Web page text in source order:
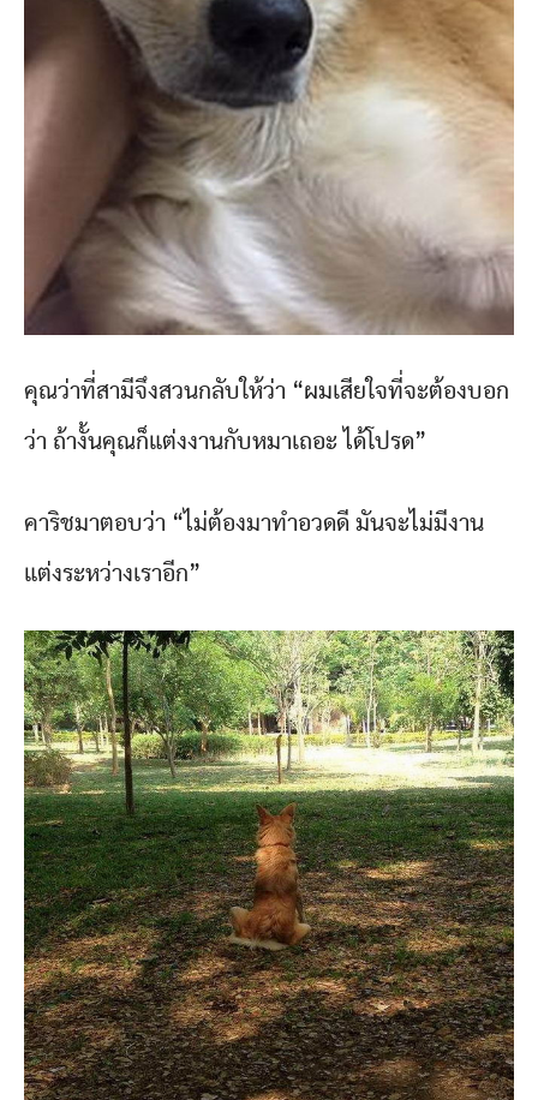
คุณว่าที่สามีจึงสวนกลับให้ว่า “ผมเสียใจที่จะต้องบอก
ว่า ถ้างั้นคุณก็แต่งงานกับหมาเถอะ ได้โปรด”
คาริชมาตอบว่า “ไม่ต้องมาทำอวดดี มันจะไม่มีงาน
แต่งระหว่างเราอีก”